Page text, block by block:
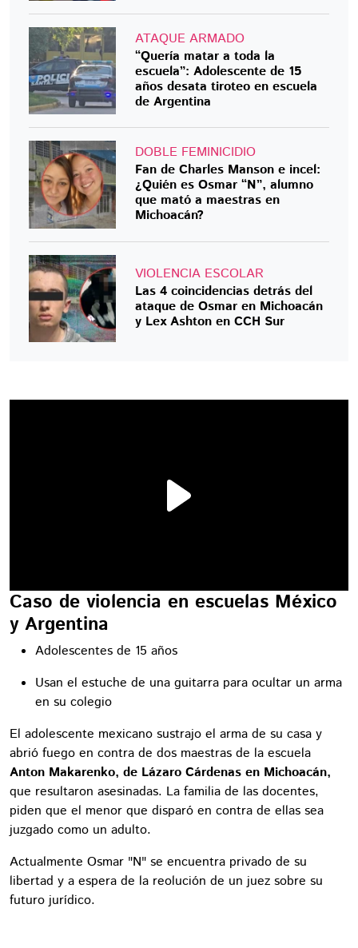
ATAQUE ARMADO
“Quería matar a toda la
escuela”: Adolescente de 15
años desata tiroteo en escuela
de Argentina
DOBLE FEMINICIDIO
Fan de Charles Manson e incel:
¿Quién es Osmar “N”, alumno
que mató a maestras en
Michoacán?
VIOLENCIA ESCOLAR
Las 4 coincidencias detrás del
ataque de Osmar en Michoacán
y Lex Ashton en CCH Sur
Caso de violencia en escuelas México
y Argentina
Adolescentes de 15 años
Usan el estuche de una guitarra para ocultar un arma
en su colegio
El adolescente mexicano sustrajo el arma de su casa y
abrió fuego en contra de dos maestras de la escuela
Anton Makarenko, de Lázaro Cárdenas en Michoacán,
que resultaron asesinadas. La familia de las docentes,
piden que el menor que disparó en contra de ellas sea
juzgado como un adulto.
Actualmente Osmar "N" se encuentra privado de su
libertad y a espera de la reolución de un juez sobre su
futuro jurídico.